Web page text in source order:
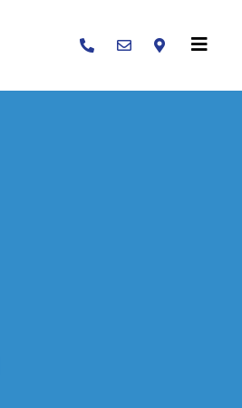
Buscar